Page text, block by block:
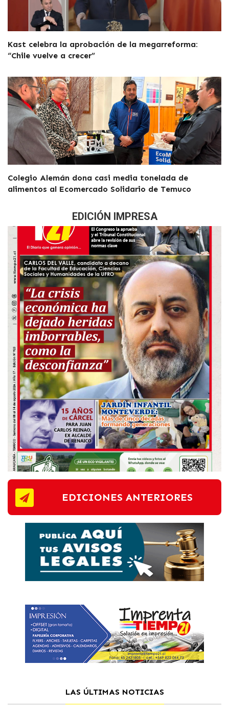
Kast celebra la aprobación de la megarreforma:
“Chile vuelve a crecer”
Colegio Alemán dona casi media tonelada de
alimentos al Ecomercado Solidario de Temuco
EDICIÓN IMPRESA
EDICIONES ANTERIORES
LAS ÚLTIMAS NOTICIAS